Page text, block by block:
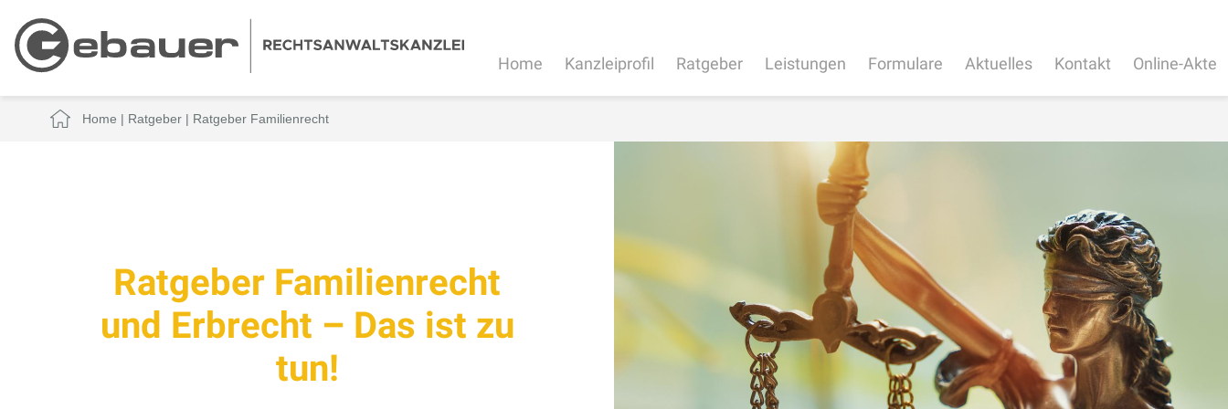
Home Kanzleiprofil Ratgeber Leistungen Formulare Aktuelles Kontakt Online-Akte
Home | Ratgeber| Ratgeber Familienrecht
Ratgeber Familienrecht
und Erbrecht – Das ist zu
tun!